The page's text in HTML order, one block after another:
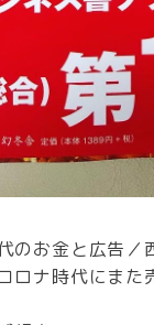
お金と広告／
ロナ時代にまた